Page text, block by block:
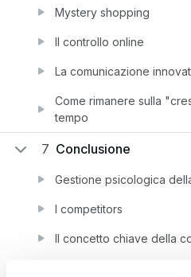
Mystery shopping
Il controllo online
La comunicazione
Come rimanere sulla
tempo
7 Conclusione
Gestione psicologica
I competitors
Il concetto chiave della